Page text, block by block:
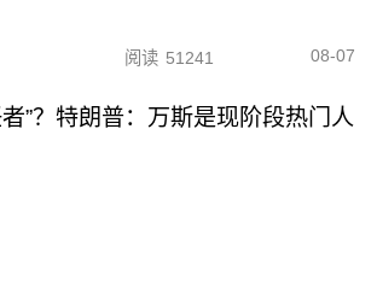
阅读 51241 08-07
”？特朗普：万斯是现阶段热门人